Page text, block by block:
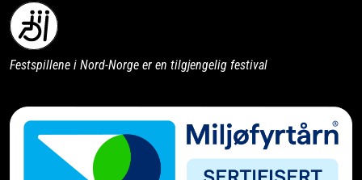
Festspillene i Nord-Norge er en tilgjengelig festival